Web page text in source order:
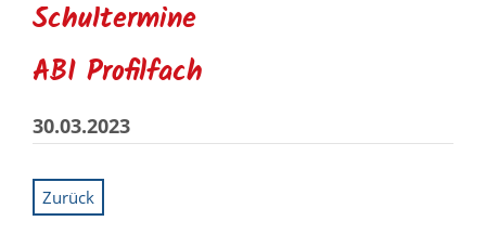
Schultermine
ABI Profilfach
30.03.2023
Zurück